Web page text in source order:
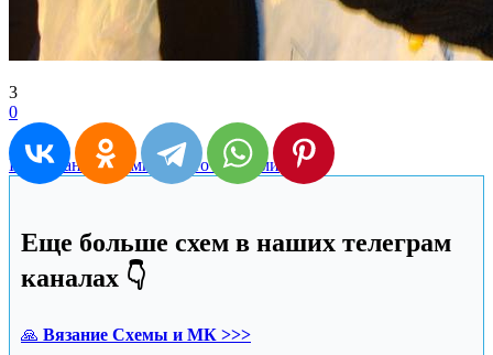
3
0
Кардиган спицами Пальто спицами
Еще больше схем в наших телеграм
каналах 👇
🙏 Вязание Схемы и МК >>>